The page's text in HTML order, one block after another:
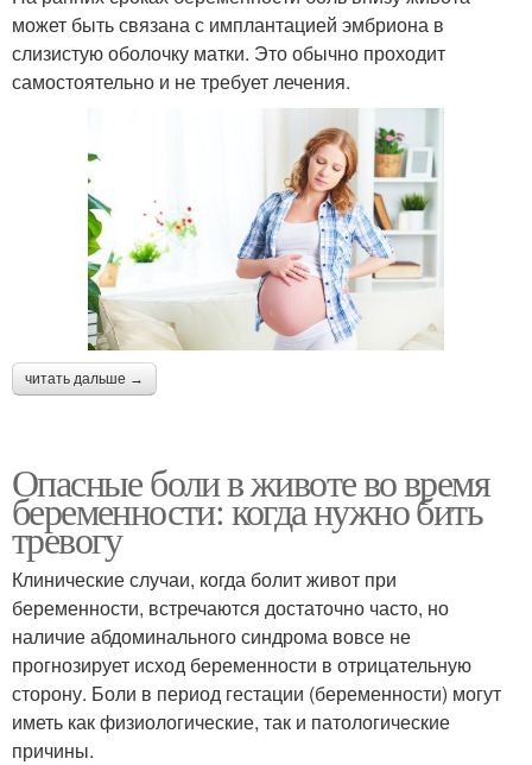
может быть связана с имплантацией эмбриона в
слизистую оболочку матки. Это обычно проходит
самостоятельно и не требует лечения.
читать дальше →
Опасные боли в животе во время
беременности: когда нужно бить
тревогу
Клинические случаи, когда болит живот при
беременности, встречаются достаточно часто, но
наличие абдоминального синдрома вовсе не
прогнозирует исход беременности в отрицательную
сторону. Боли в период гестации (беременности) могут
иметь как физиологические, так и патологические
причины.